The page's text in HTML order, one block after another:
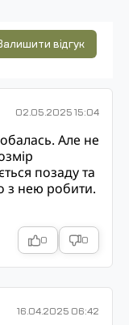
відгук
02.05.2025 15:04
Але не
позаду та
з нею робити.
0 0
16.04.2025 06:42